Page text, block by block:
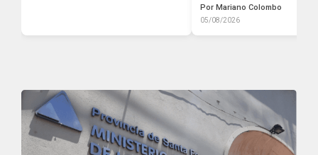
Por Mariano Colombo
05/08/2026